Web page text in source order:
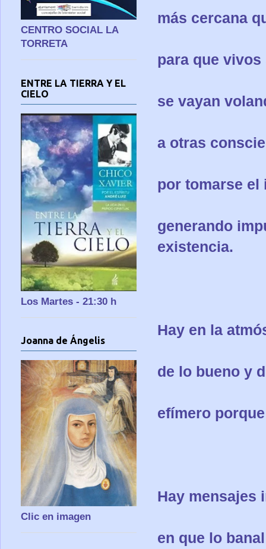
más cercana
para que
se vayan
a otras
por tomarse el
generando
existencia.
Hay en la
de lo bueno y
efímero
Hay mensajes
en que lo
CENTRO SOCIAL LA
TORRETA
ENTRE LA TIERRA Y EL
CIELO
Los Martes - 21:30 h
Joanna de Ángelis
Clic en imagen